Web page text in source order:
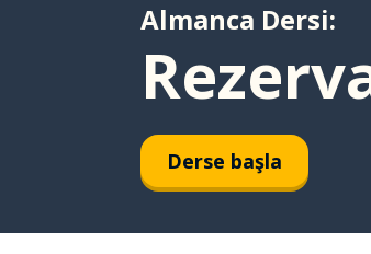
Almanca Dersi:
Derse başla